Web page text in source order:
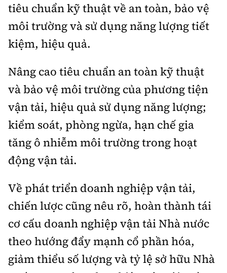
tiêu chuẩn kỹ thuật về an toàn, bảo vệ
môi trường và sử dụng năng lượng tiết
kiệm, hiệu quả.
Nâng cao tiêu chuẩn an toàn kỹ thuật
và bảo vệ môi trường của phương tiện
vận tải, hiệu quả sử dụng năng lượng;
kiểm soát, phòng ngừa, hạn chế gia
tăng ô nhiễm môi trường trong hoạt
động vận tải.
Về phát triển doanh nghiệp vận tải,
chiến lược cũng nêu rõ, hoàn thành tái
cơ cấu doanh nghiệp vận tải Nhà nước
theo hướng đẩy mạnh cổ phần hóa,
giảm thiểu số lượng và tỷ lệ sở hữu Nhà